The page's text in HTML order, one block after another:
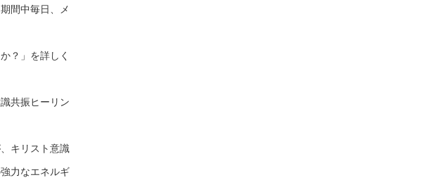
間中毎日、メ
？」を詳しく
共振ヒーリン
キリスト意識
力なエネルギ